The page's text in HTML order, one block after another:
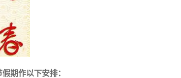
期作以下安排：